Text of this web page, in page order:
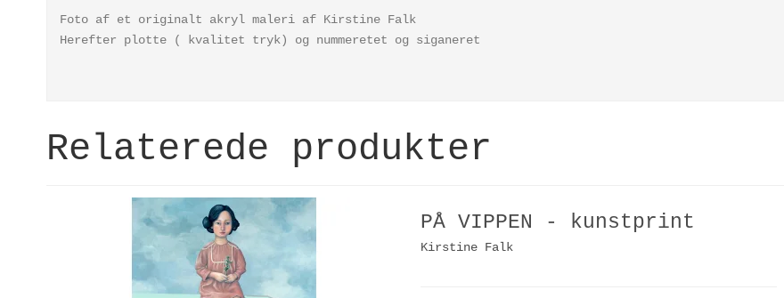
Foto af et originalt akryl maleri af Kirstine Falk
Herefter plotte ( kvalitet tryk) og nummeretet og siganeret
Relaterede produkter
PÅ VIPPEN - kunstprint
Kirstine Falk